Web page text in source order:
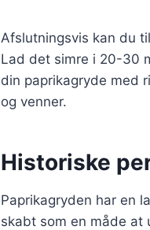
Afslutningsvis kan du
Lad det simre i 20-30
din paprikagryde med
og venner.
Historiske
Paprikagryden har en
skabt som en måde at